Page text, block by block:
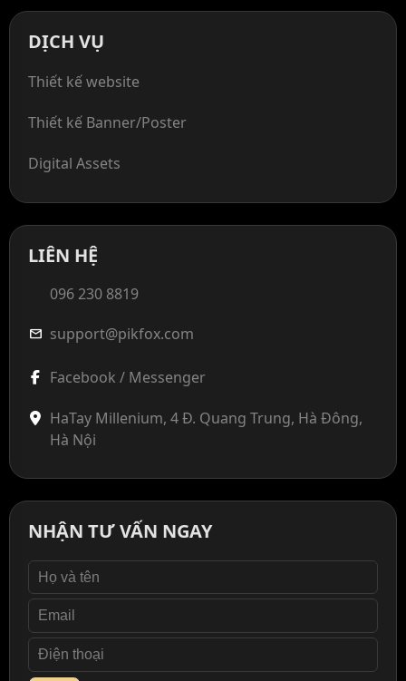
DỊCH VỤ
Thiết kế website
Thiết kế Banner/Poster
Digital Assets
LIÊN HỆ
096 230 8819
mail support@pikfox.com
Facebook / Messenger
HaTay Millenium, 4 Đ. Quang Trung, Hà Đông,
Hà Nội
NHẬN TƯ VẤN NGAY